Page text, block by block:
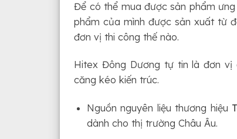
Để có thể mua được sản phẩm
phẩm của mình được sản xuất từ
đơn vị thi công thế nào.
Hitex Đông Dương tự tin là đơn vị
căng kéo kiến trúc.
Nguồn nguyên liệu thương hiệu
dành cho thị trường Châu Âu.